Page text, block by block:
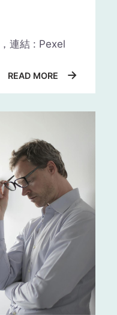
衝突，父母
起舞，而是
句玩笑話，卻
兆 快刀斬
留意自我情緒
兆，一旦又有
「感到心煩意
」等情緒爆發
就要快刀斬亂
技巧，首先
源自心理學的
是將某件事情
低事情發生
即知道：你
歷
。選擇2-3個
說「做了什
思考？學到什
我擔任活動總
分工不均，我
策略，最終成
驗讓我學會溝
我明白領導並
與動力。」
有學習，才能
的」。
人們運用各
益式微。簡
方式，卻很少
真正想法。
僅僅是清楚表
他人、建構關
種能力在人際
生活中都扮演
指的是：在互
需求、情緒與
，彼此能創
淺層溝通不
遞或情緒反應
嗎？」、
連結 : Pexel
好，在離職
作，讓接任
READ MORE →